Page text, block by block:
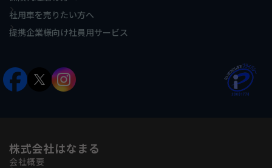
社用車を売りたい方へ
提携企業様向け社員用サービス
株式会社はなまる
会社概要